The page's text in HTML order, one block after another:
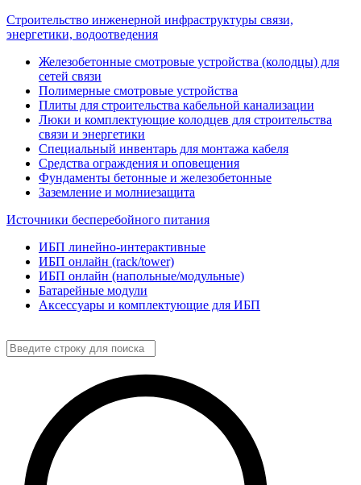
Строительство инженерной инфраструктуры связи,
энергетики, водоотведения
Железобетонные смотровые устройства (колодцы) для
сетей связи
Полимерные смотровые устройства
Плиты для строительства кабельной канализации
Люки и комплектующие колодцев для строительства
связи и энергетики
Специальный инвентарь для монтажа кабеля
Средства ограждения и оповещения
Фундаменты бетонные и железобетонные
Заземление и молниезащита
Источники бесперебойного питания
ИБП линейно-интерактивные
ИБП онлайн (rack/tower)
ИБП онлайн (напольные/модульные)
Батарейные модули
Аксессуары и комплектующие для ИБП